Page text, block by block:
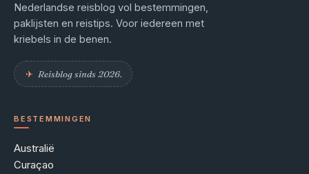
Nederlandse reisblog vol bestemmingen,
paklijsten en reistips. Voor iedereen met
kriebels in de benen.
✈︎ Reisblog sinds 2026.
BESTEMMINGEN
Australië
Curaçao